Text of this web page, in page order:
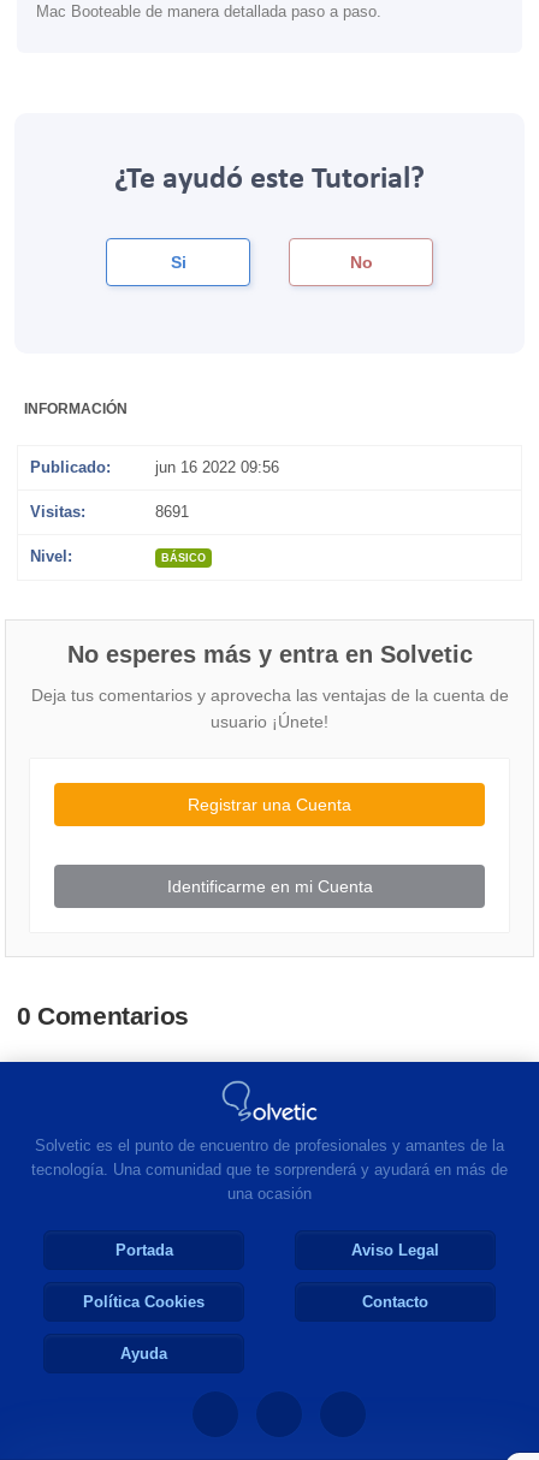
Mac Booteable de manera detallada paso a paso.
¿Te ayudó este Tutorial?
Si No
INFORMACIÓN
Publicado: jun 16 2022 09:56
Visitas: 8691
Nivel: BÁSICO
No esperes más y entra en Solvetic
Deja tus comentarios y aprovecha las ventajas de la cuenta de
usuario ¡Únete!
Registrar una Cuenta
Identificarme en mi Cuenta
0 Comentarios
Solvetic es el punto de encuentro de profesionales y amantes de la
tecnología. Una comunidad que te sorprenderá y ayudará en más de
una ocasión
Portada Aviso Legal
Política Cookies Contacto
Ayuda